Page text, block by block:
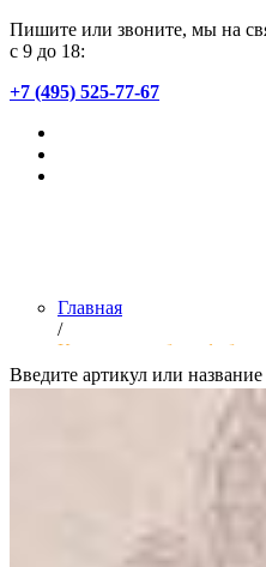
Пишите или звоните, мы на
с 9 до 18:
+7 (495) 525-77-67
Главная
/
Коллекции обоев
Введите артикул или